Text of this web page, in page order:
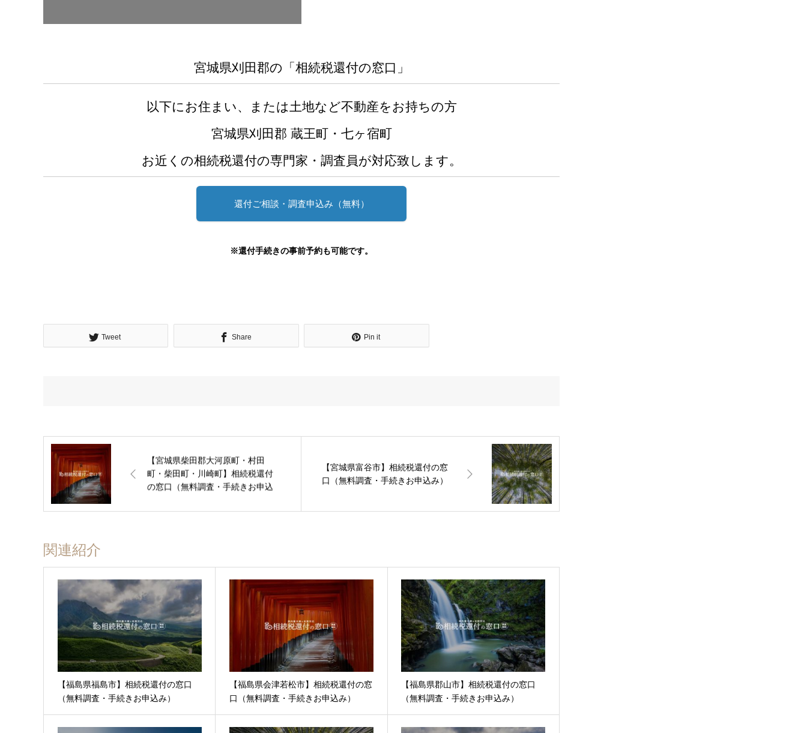
宮城県刈田郡の「相続税還付の窓口」
以下にお住まい、または土地など不動産をお持ちの方
宮城県刈田郡 蔵王町・七ヶ宿町
お近くの相続税還付の専門家・調査員が対応致します。
還付ご相談・調査申込み（無料）
※還付手続きの事前予約も可能です。
Tweet Share Pin it
【宮城県柴田郡大河原町・村田
町・柴田町・川崎町】相続税還付
の窓口（無料調査・手続きお申込
【宮城県富谷市】相続税還付の窓
口（無料調査・手続きお申込み）
関連紹介
【福島県福島市】相続税還付の窓口
（無料調査・手続きお申込み）
【福島県会津若松市】相続税還付の窓
口（無料調査・手続きお申込み）
【福島県郡山市】相続税還付の窓口
（無料調査・手続きお申込み）